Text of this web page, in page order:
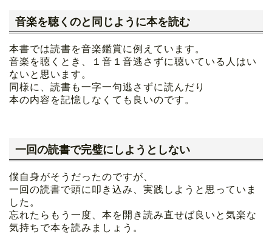
音楽を聴くのと同じように本を読む
本書では読書を音楽鑑賞に例えています。
音楽を聴くとき、１音１音逃さずに聴いている人はい
ないと思います。
同様に、読書も一字一句逃さずに読んだり
本の内容を記憶しなくても良いのです。
一回の読書で完璧にしようとしない
僕自身がそうだったのですが、
一回の読書で頭に叩き込み、実践しようと思っていま
した。
忘れたらもう一度、本を開き読み直せば良いと気楽な
気持ちで本を読みましょう。